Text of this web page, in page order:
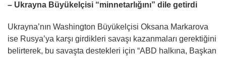
– Ukrayna Büyükelçisi “minnetarlığını” dile getirdi
Ukrayna’nın Washington Büyükelçisi Oksana Markarova
ise Rusya’ya karşı girdikleri savaşı kazanmaları gerektiğini
belirterek, bu savaşta destekleri için “ABD halkına, Başkan